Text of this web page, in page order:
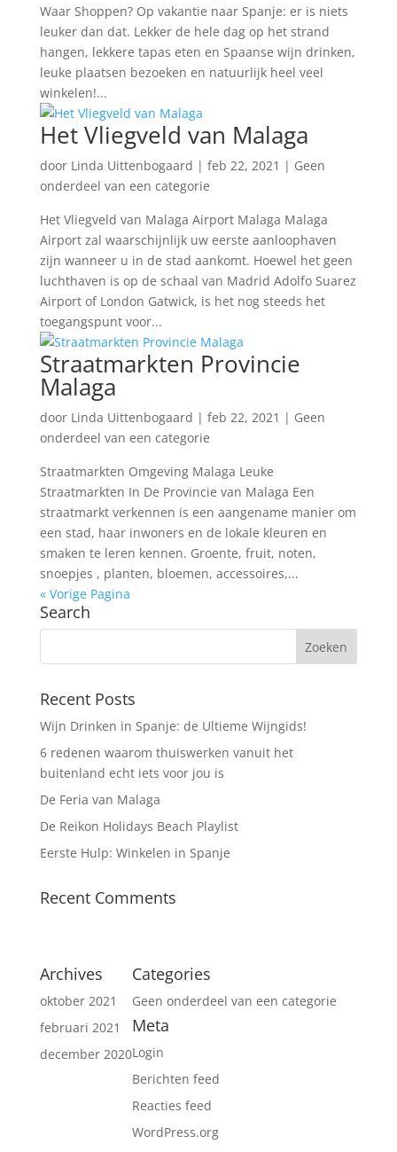
Waar Shoppen? Op vakantie naar Spanje: er is niets
leuker dan dat. Lekker de hele dag op het strand
hangen, lekkere tapas eten en Spaanse wijn drinken,
leuke plaatsen bezoeken en natuurlijk heel veel
winkelen!...
Het Vliegveld van Malaga
door Linda Uittenbogaard | feb 22, 2021 | Geen
onderdeel van een categorie
Het Vliegveld van Malaga Airport Malaga Malaga
Airport zal waarschijnlijk uw eerste aanloophaven
zijn wanneer u in de stad aankomt. Hoewel het geen
luchthaven is op de schaal van Madrid Adolfo Suarez
Airport of London Gatwick, is het nog steeds het
toegangspunt voor...
Straatmarkten Provincie
Malaga
door Linda Uittenbogaard | feb 22, 2021 | Geen
onderdeel van een categorie
Straatmarkten Omgeving Malaga Leuke
Straatmarkten In De Provincie van Malaga Een
straatmarkt verkennen is een aangename manier om
een stad, haar inwoners en de lokale kleuren en
smaken te leren kennen. Groente, fruit, noten,
snoepjes , planten, bloemen, accessoires,...
« Vorige Pagina
Search
Recent Posts
Wijn Drinken in Spanje: de Ultieme Wijngids!
6 redenen waarom thuiswerken vanuit het
buitenland echt iets voor jou is
De Feria van Malaga
De Reikon Holidays Beach Playlist
Eerste Hulp: Winkelen in Spanje
Recent Comments
Archives
oktober 2021
februari 2021
december 2020
Categories
Geen onderdeel van een categorie
Meta
Login
Berichten feed
Reacties feed
WordPress.org